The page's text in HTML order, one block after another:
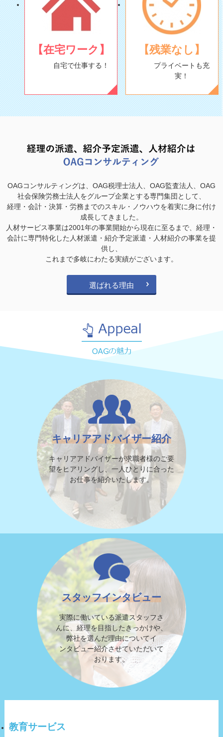
【在宅ワーク】
自宅で仕事する！
【残業なし】
プライベートも充
実！
OAGコンサルティングは、OAG税理士法人、OAG監査法人、OAG
社会保険労務士法人をグループ企業とする専門集団として、
経理・会計・決算・労務までのスキル・ノウハウを着実に身に付け
成長してきました。
人材サービス事業は2001年の事業開始から現在に至るまで、経理・
会計に専門特化した人材派遣・紹介予定派遣・人材紹介の事業を提
供し、
これまで多岐にわたる実績がございます。
選ばれる理由
キャリアアドバイザー紹介
キャリアアドバイザーが求職者様のご要
望をヒアリングし、一人ひとりに合った
お仕事を紹介いたします。
スタッフインタビュー
実際に働いている派遣スタッフさ
んに、経理を目指したきっかけや、
弊社を選んだ理由についてイ
ンタビュー紹介させていただいて
おります。
教育サービス